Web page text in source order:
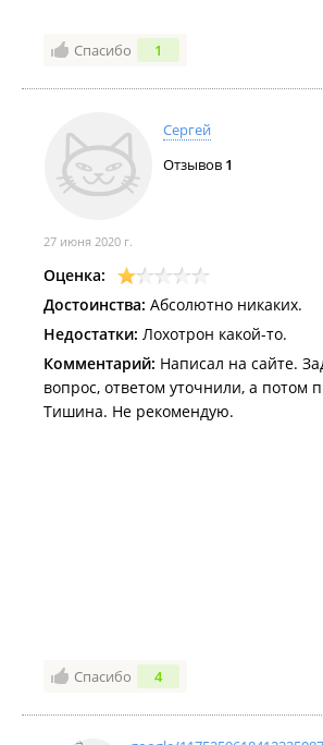
Спасибо 1
Сергей
Отзывов 1
27 июня 2020 г.
Оценка:
Достоинства: Абсолютно никаких.
Недостатки: Лохотрон какой-то.
Комментарий: Написал на сайте.
вопрос, ответом уточнили, а потом
Тишина. Не рекомендую.
Спасибо 4